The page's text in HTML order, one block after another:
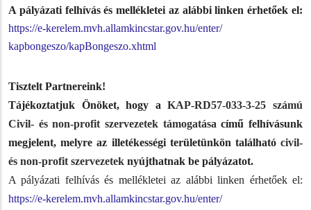
A pályázati felhívás és mellékletei az alábbi linken érhetőek el:
https://e-kerelem.mvh.allamkincstar.gov.hu/enter/
kapbongeszo/kapBongeszo.xhtml
Tisztelt Partnereink!
Tájékoztatjuk Önöket, hogy aKAP-RD57-033-3-25 számú
Civil- és non-profit szervezetek támogatása című felhívásunk
megjelent, melyre az illetékességi területünkön található civil-
és non-profit szervezetek nyújthatnak be pályázatot.
A pályázati felhívás és mellékletei az alábbi linken érhetőek el:
https://e-kerelem.mvh.allamkincstar.gov.hu/enter/